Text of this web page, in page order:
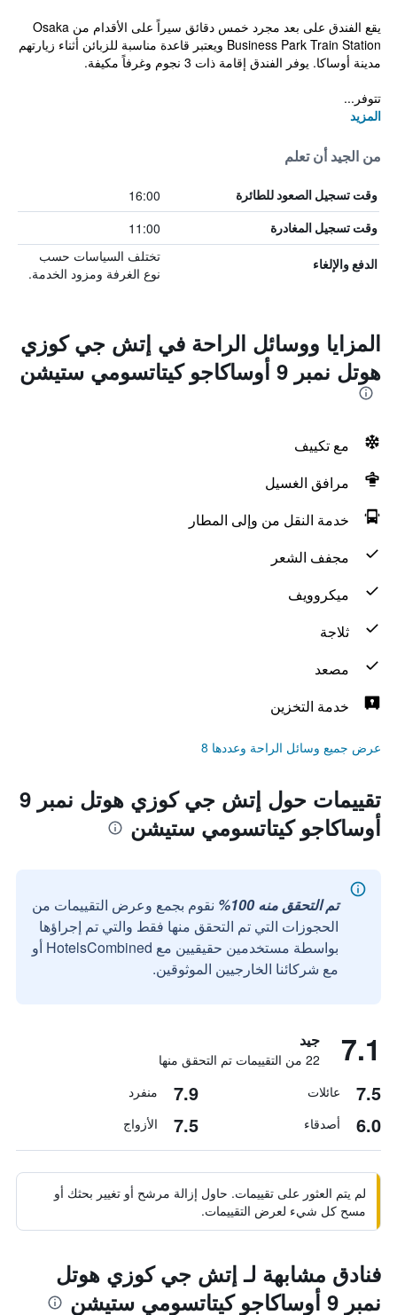
يقع الفندق على بعد مجرد خمس دقائق سيراً على الأقدام من Osaka
Business Park Train Station ويعتبر قاعدة مناسبة للزبائن أثناء زيارتهم
مدينة أوساكا. يوفر الفندق إقامة ذات 3 نجوم وغرفاً مكيفة.
تتوفر...
المزيد
من الجيد أن تعلم
وقت تسجيل الصعود للطائرة 16:00
وقت تسجيل المغادرة 11:00
الدفع والإلغاء
تختلف السياسات حسب
نوع الغرفة ومزود الخدمة.
المزايا ووسائل الراحة في إتش جي كوزي
هوتل نمبر 9 أوساكاجو كيتاتسومي ستيشن
مع تكييف
مرافق الغسيل
خدمة النقل من وإلى المطار
مجفف الشعر
ميكروويف
ثلاجة
مصعد
خدمة التخزين
عرض جميع وسائل الراحة وعددها 8
تقييمات حول إتش جي كوزي هوتل نمبر 9
أوساكاجو كيتاتسومي ستيشن
تم التحقق منه 100%
نقوم بجمع وعرض التقييمات من
الحجوزات التي تم التحقق منها فقط والتي تم إجراؤها
بواسطة مستخدمين حقيقيين مع HotelsCombined أو
مع شركائنا الخارجيين الموثوقين.
7.1 جيد
22 من التقييمات تم التحقق منها
7.5 عائلات 7.9 منفرد
6.0 أصدقاء 7.5 الأزواج
لم يتم العثور على تقييمات. حاول إزالة مرشح أو تغيير بحثك أو
مسح كل شيء لعرض التقييمات.
فنادق مشابهة لـ إتش جي كوزي هوتل
نمبر 9 أوساكاجو كيتاتسومي ستيشن